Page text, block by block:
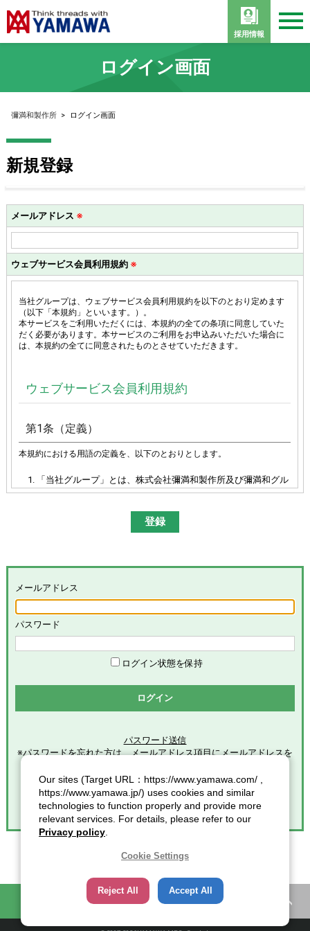
採用情報
ログイン画面
彌満和製作所 > ログイン画面
新規登録
メールアドレス ※
ウェブサービス会員利用規約 ※
当社グループは、ウェブサービス会員利用規約を以下のとおり定めます
（以下「本規約」といいます。）。
本サービスをご利用いただくには、本規約の全ての条項に同意していた
だく必要があります。本サービスのご利用をお申込みいただいた場合に
は、本規約の全てに同意されたものとさせていただきます。
ウェブサービス会員利用規約
第1条（定義）
本規約における用語の定義を、以下のとおりとします。
「当社グループ」とは、株式会社彌満和製作所及び彌満和グル
ープ各社（株式会社やまわエンジニアリングサービス、株式会
和亜洲股份有限公司及びYAMAWA EUROPE S.p.A.）の総体又は
ト）」を意味します。
「本サービス」とは、本サイトにおける会員限定コンテンツの
提供、当社グループによる、会員に対するメールの配信その他
めます。
「会員」とは、本サービスの利用希望者で、本規約に同意のう
え当社グループが定める手続きに従い、会員登録を完了した方
ープに提供した全ての情報を意味します。
「個人情報」とは、個人情報保護の保護に関する法律第２条第
第2条（総則）
本規約の適用範囲
本規約は、本サービスの利用に関する一切の事項に適用されま
す。
本規約の改定
当社グループは、会員に対する事前連絡又は会員による事前承
諾なしに、本規約を変更・追加・削除できるものとし、会員
ものとみなします。また、この場合、会員に対する通知には次
項に定める方法その他当社グループが適当と判断した方法をと
り、当社グループが定める各諸規定等の変更についても、同様
メールアドレス
パスワード
ログイン状態を保持
ログイン
パスワード送信
※パスワードを忘れた方は、メールアドレス項目にメールアドレスを
クリックしてください。
困ったときの知恵袋 カタログ一覧
Our sites (Target URL：https://www.yamawa.com/ ,
https://www.yamawa.jp/) uses cookies and similar
technologies to function properly and provide more
relevant services. For details, please refer to our
Privacy policy
Cookie Settings
Reject All Accept All